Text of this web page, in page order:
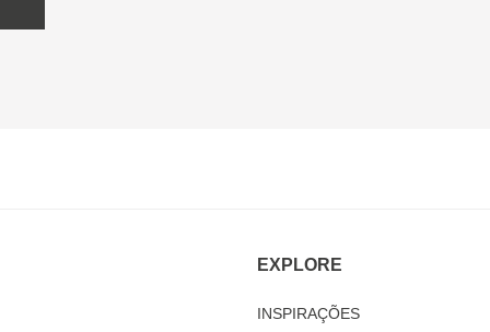
EXPLORE
INSPIRAÇÕES